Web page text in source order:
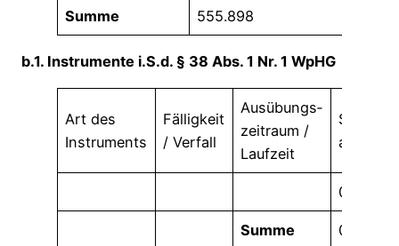
Summe 555.898
b.1. Instrumente i.S.d. § 38 Abs. 1 Nr. 1 WpHG
Art des
Instruments
Fälligkeit
/ Verfall
Ausübungs­
zeitraum /
Laufzeit
absolut
0
Summe 0